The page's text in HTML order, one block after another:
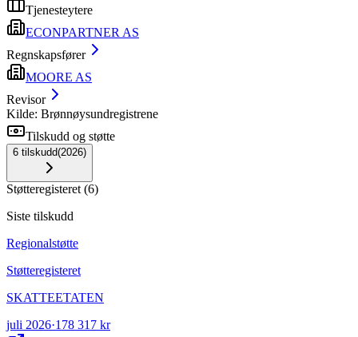
Tjenesteytere
ECONPARTNER AS
Regnskapsfører
MOORE AS
Revisor
Kilde: Brønnøysundregistrene
Tilskudd og støtte
6 tilskudd(2026)
Støtteregisteret (6)
Siste tilskudd
Regionalstøtte
Støtteregisteret
SKATTEETATEN
juli 2026·178 317 kr